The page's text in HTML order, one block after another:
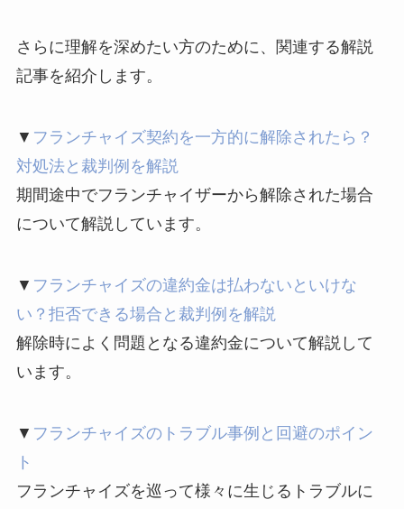
さらに理解を深めたい方のために、関連する解説
記事を紹介します。
▼ フランチャイズ契約を一方的に解除されたら？
対処法と裁判例を解説
期間途中でフランチャイザーから解除された場合
について解説しています。
▼ フランチャイズの違約金は払わないといけな
い？拒否できる場合と裁判例を解説
解除時によく問題となる違約金について解説して
います。
▼ フランチャイズのトラブル事例と回避のポイン
ト
フランチャイズを巡って様々に生じるトラブルに